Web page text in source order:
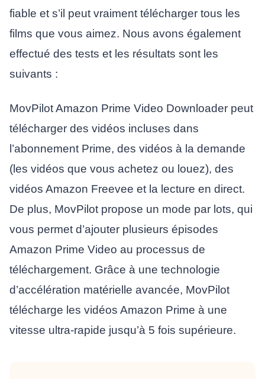
fiable et s’il peut vraiment télécharger tous les
films que vous aimez. Nous avons également
effectué des tests et les résultats sont les
suivants :
MovPilot Amazon Prime Video Downloader peut
télécharger des vidéos incluses dans
l’abonnement Prime, des vidéos à la demande
(les vidéos que vous achetez ou louez), des
vidéos Amazon Freevee et la lecture en direct.
De plus, MovPilot propose un mode par lots, qui
vous permet d’ajouter plusieurs épisodes
Amazon Prime Video au processus de
téléchargement. Grâce à une technologie
d’accélération matérielle avancée, MovPilot
télécharge les vidéos Amazon Prime à une
vitesse ultra-rapide jusqu’à 5 fois supérieure.